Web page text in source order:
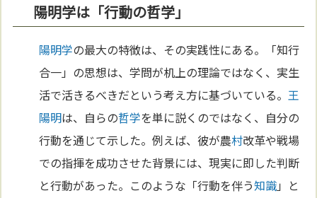
陽明学は「行動の哲学」
陽明学の最大の特徴は、その実践性にある。「知行
合一」の思想は、学問が机上の理論ではなく、実生
活で活きるべきだという考え方に基づいている。 王
陽明は、自らの哲学を単に説くのではなく、自分の
行動を通じて示した。例えば、彼が農村改革や戦場
での指揮を成功させた背景には、現実に即した判断
と行動があった。このような「行動を伴う知識」と